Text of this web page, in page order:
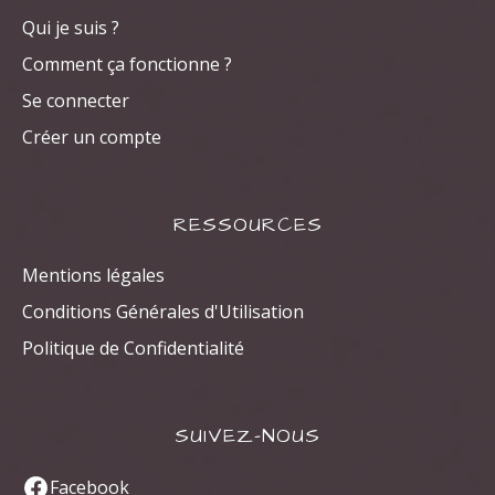
Qui je suis ?
Comment ça fonctionne ?
Se connecter
Créer un compte
RESSOURCES
Mentions légales
Conditions Générales d'Utilisation
Politique de Confidentialité
SUIVEZ-NOUS
Facebook